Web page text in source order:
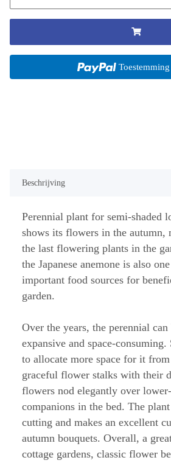
Beschrijving
Perennial plant for semi-shaded
shows its flowers in the autumn,
the last flowering plants in the
the Japanese anemone is also
important food sources for
garden.
Over the years, the perennial
expansive and space-
to allocate more space for it
graceful flower stalks with their
flowers nod elegantly over
companions in the bed. The
cutting and makes an excellent
autumn bouquets. Overall, a
cottage gardens, classic flower